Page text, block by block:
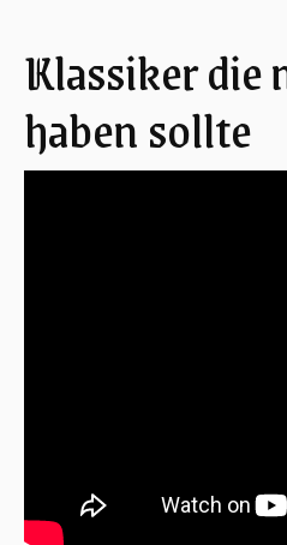
Klassiker die
haben sollte